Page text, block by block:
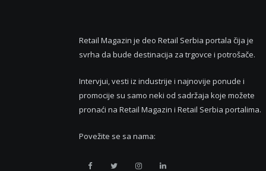
Retail Magazin je deo Retail Serbia portala čija je
svrha da bude destinacija za trgovce i potrošače.
Intervjui, vesti iz industrije i najnovije ponude i
promocije su samo neki od sadržaja koje možete
pronaći na Retail Magazin i Retail Serbia portalima.
Povežite se sa nama:
Retail Retail Retail Retail